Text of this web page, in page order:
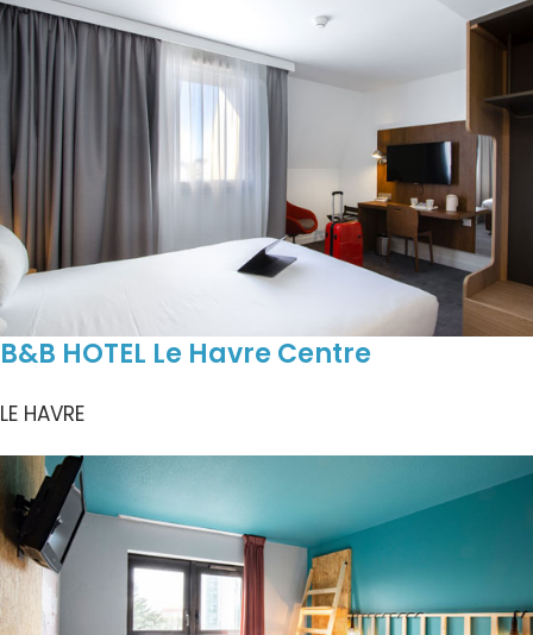
B&B HOTEL Le Havre Centre
LE HAVRE